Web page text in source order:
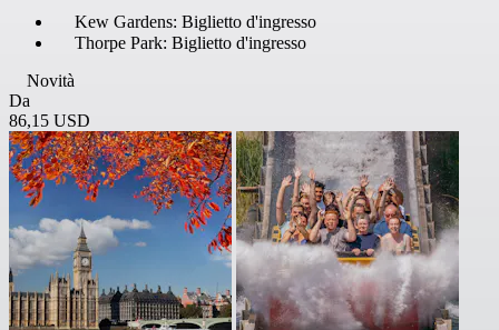
Kew Gardens: Biglietto d'ingresso
Thorpe Park: Biglietto d'ingresso
Novità
Da
86,15 USD